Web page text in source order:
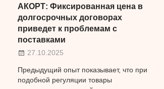
АКОРТ: Фиксированная цена в
долгосрочных договорах
приведет к проблемам с
поставками
27.10.2025
Предыдущий опыт показывает, что при
подобной регуляции товары